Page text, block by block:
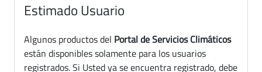
Estimado Usuario
Algunos productos del Portal de Servicios Climáticos
están disponibles solamente para los usuarios
registrados. Si Usted ya se encuentra registrado, debe